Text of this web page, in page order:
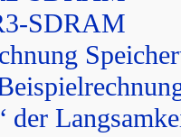
SDRAM
der